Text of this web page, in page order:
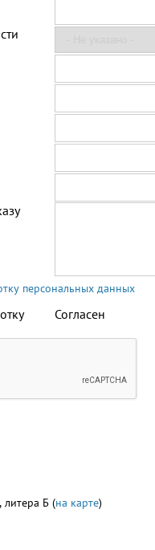
персональных данных
Согласен
литера Б (на карте)